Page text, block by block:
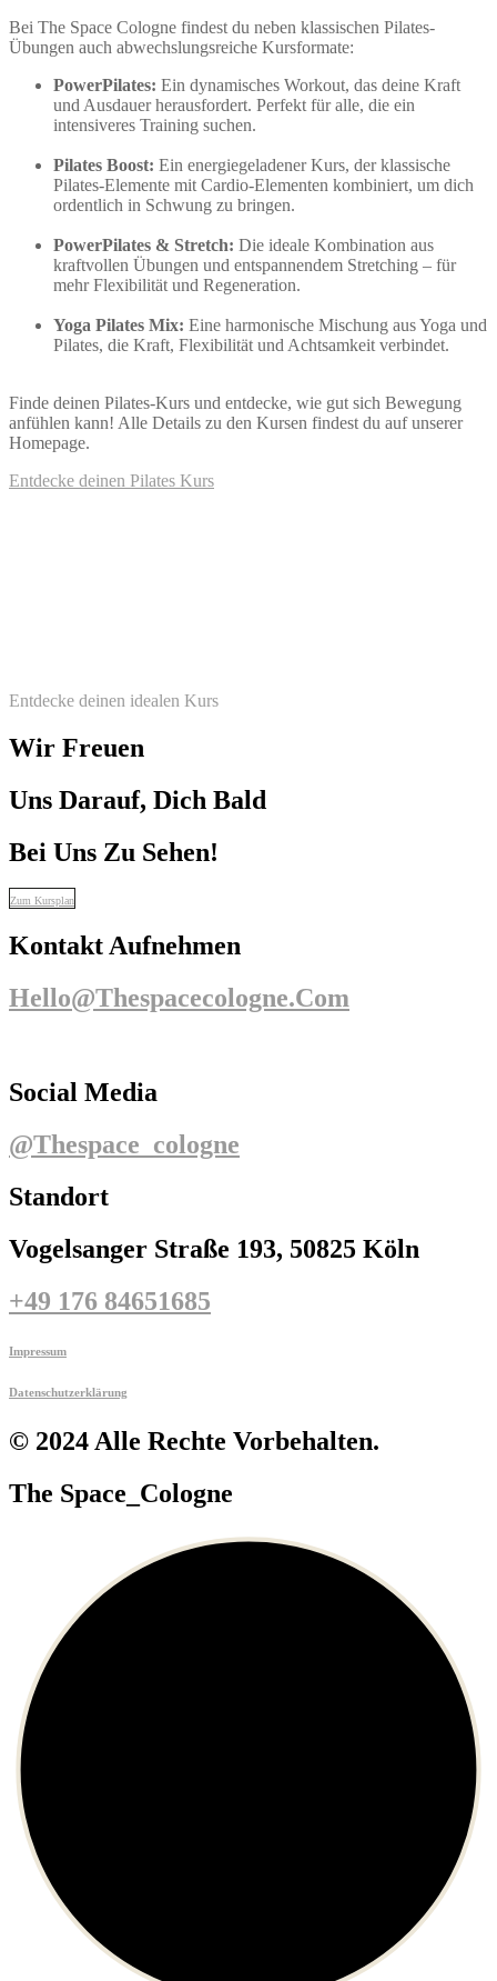
Bei The Space Cologne findest du neben klassischen Pilates-
Übungen auch abwechslungsreiche Kursformate:
PowerPilates: Ein dynamisches Workout, das deine Kraft
und Ausdauer herausfordert. Perfekt für alle, die ein
intensiveres Training suchen.
Pilates Boost: Ein energiegeladener Kurs, der klassische
Pilates-Elemente mit Cardio-Elementen kombiniert, um dich
ordentlich in Schwung zu bringen.
PowerPilates & Stretch: Die ideale Kombination aus
kraftvollen Übungen und entspannendem Stretching – für
mehr Flexibilität und Regeneration.
Yoga Pilates Mix: Eine harmonische Mischung aus Yoga und
Pilates, die Kraft, Flexibilität und Achtsamkeit verbindet.
Finde deinen Pilates-Kurs und entdecke, wie gut sich Bewegung
anfühlen kann! Alle Details zu den Kursen findest du auf unserer
Homepage.
Entdecke deinen Pilates Kurs
Entdecke deinen idealen Kurs
Wir Freuen
Uns Darauf, Dich Bald
Bei Uns Zu Sehen!
Zum Kursplan
Kontakt Aufnehmen
Hello@thespacecologne.com
Social Media
@thespace_cologne
Standort
Vogelsanger Straße 193, 50825 Köln
+49 176 84651685
Impressum
Datenschutzerklärung
© 2024 Alle Rechte Vorbehalten.
The Space_Cologne